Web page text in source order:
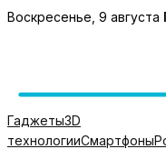
Перейти
Воскресенье, 9 августа
Гаджеты3D
технологииСмартфоны